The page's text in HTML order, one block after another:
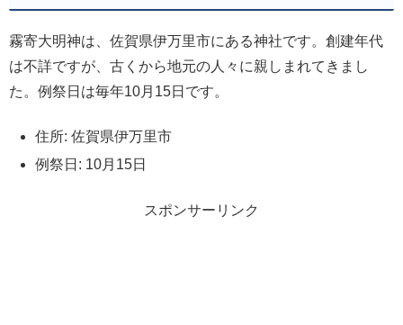
霧寄大明神は、佐賀県伊万里市にある神社です。創建年代
は不詳ですが、古くから地元の人々に親しまれてきまし
た。例祭日は毎年10月15日です。
住所: 佐賀県伊万里市
例祭日: 10月15日
スポンサーリンク